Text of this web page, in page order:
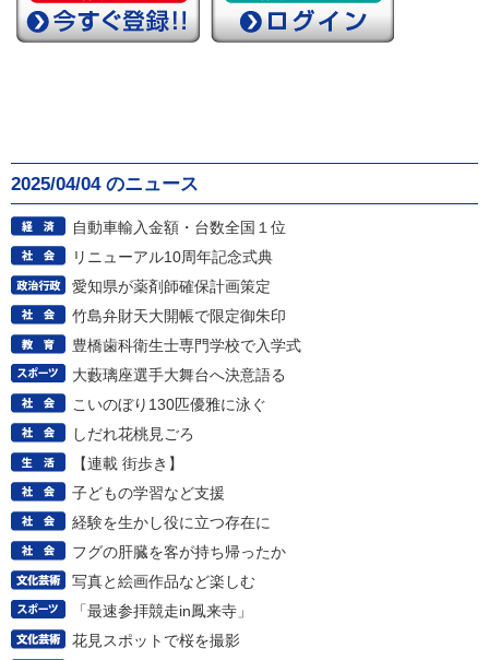
2025/04/04 のニュース
自動車輸入金額・台数全国１位
リニューアル10周年記念式典
愛知県が薬剤師確保計画策定
竹島弁財天大開帳で限定御朱印
豊橋歯科衛生士専門学校で入学式
大藪璃座選手大舞台へ決意語る
こいのぼり130匹優雅に泳ぐ
しだれ花桃見ごろ
【連載 街歩き】
子どもの学習など支援
経験を生かし役に立つ存在に
フグの肝臓を客が持ち帰ったか
写真と絵画作品など楽しむ
「最速参拝競走in鳳来寺」
花見スポットで桜を撮影